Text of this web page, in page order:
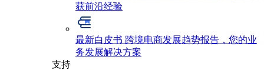
获前沿经验
最新白皮书 跨境电商发展趋势报告，您的业
务发展解决方案
支持